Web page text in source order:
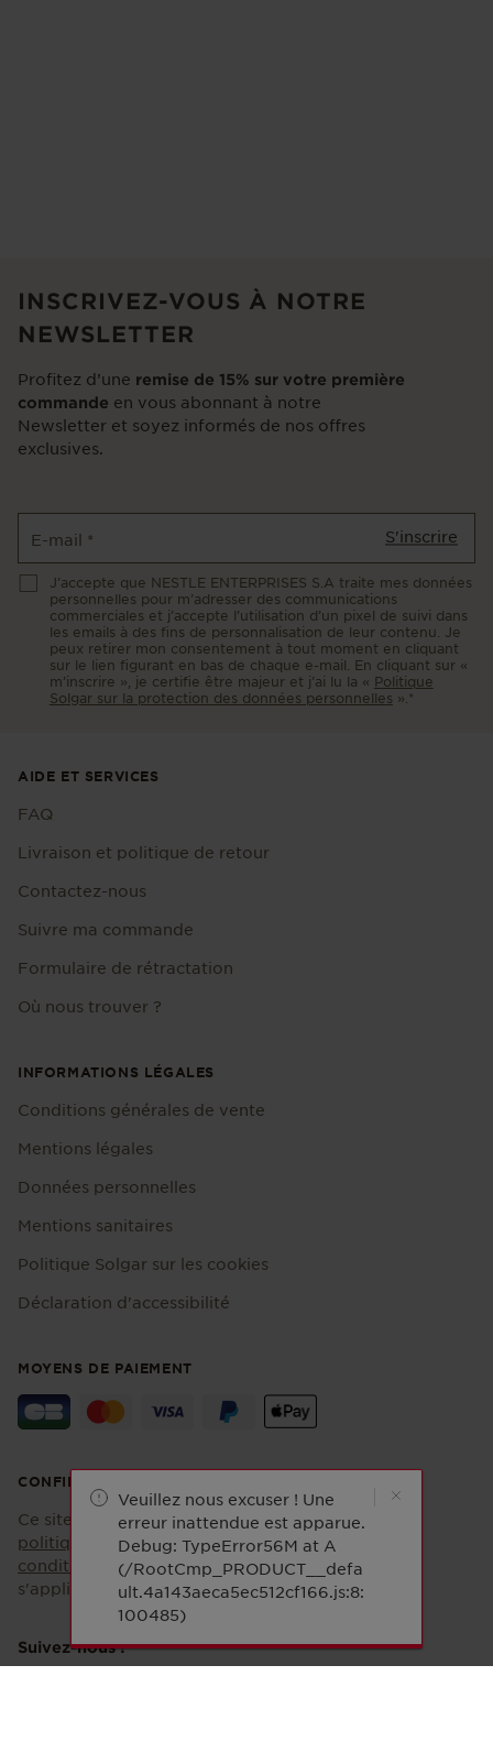
INSCRIVEZ-VOUS À NOTRE
NEWSLETTER
Profitez d’une remise de 15% sur votre première
commande en vous abonnant à notre
Newsletter et soyez informés de nos offres
exclusives.
E-mail * S'inscrire
J’accepte que NESTLE ENTERPRISES S.A traite mes données
personnelles pour m’adresser des communications
commerciales et j’accepte l’utilisation d’un pixel de suivi dans
les emails à des fins de personnalisation de leur contenu. Je
peux retirer mon consentement à tout moment en cliquant
sur le lien figurant en bas de chaque e-mail. En cliquant sur «
m’inscrire », je certifie être majeur et j’ai lu la « Politique
Solgar sur la protection des données personnelles ».*
AIDE ET SERVICES
FAQ
Livraison et politique de retour
Contactez-nous
Suivre ma commande
Formulaire de rétractation
Où nous trouver ?
INFORMATIONS LÉGALES
Conditions générales de vente
Mentions légales
Données personnelles
Mentions sanitaires
Politique Solgar sur les cookies
Déclaration d'accessibilité
MOYENS DE PAIEMENT
CONFIDENTIALITÉ
Ce site est protégé par reCAPTCHA et la
politique de confidentialitéet les
conditions d'utilisationde Google
s'appliquent.
Suivez-nous !
Veuillez nous excuser ! Une
erreur inattendue est apparue.
Debug: TypeError56M at A
(/RootCmp_PRODUCT__defa
ult.4a143aeca5ec512cf166.js:8:
100485)